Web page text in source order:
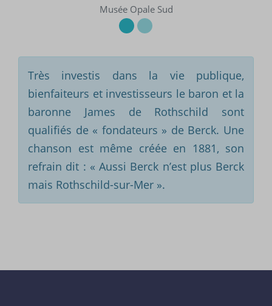
Musée Opale Sud
Très investis dans la vie publique,
bienfaiteurs et investisseurs le baron et la
baronne James de Rothschild sont
qualifiés de « fondateurs » de Berck. Une
chanson est même créée en 1881, son
refrain dit : « Aussi Berck n’est plus Berck
mais Rothschild-sur-Mer ».